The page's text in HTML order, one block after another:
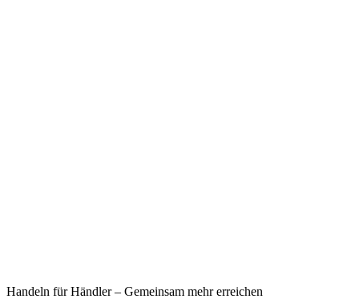
Handeln für Händler – Gemeinsam mehr erreichen